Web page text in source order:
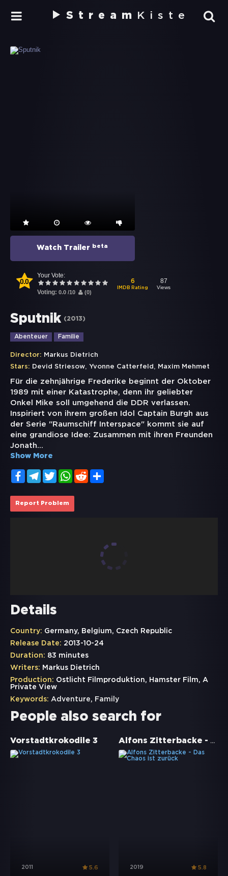
Stream Kiste
Watch Trailer beta
0.0
Your Vote:
Voting: 0.0 /10 (0)
6
IMDB Rating
87
Views
Sputnik (2013)
Abenteuer Familie
Director: Markus Dietrich
Stars: Devid Striesow, Yvonne Catterfeld , Maxim Mehmet
Für die zehnjährige Frederike beginnt der Oktober
1989 mit einer Katastrophe, denn ihr geliebter
Onkel Mike soll umgehend die DDR verlassen.
Inspiriert von ihrem großen Idol Captain Burgh aus
der Serie "Raumschiff Interspace" kommt sie auf
eine grandiose Idee: Zusammen mit ihren Freunden
Jonath...
Show More
FacebookTelegramTwitterWhatsApp
Reddit
Report Problem
Details
Country: Germany, Belgium, Czech Republic
Release Date: 2013-10-24
Duration: 83 minutes
Writers: Markus Dietrich
Production: Ostlicht Filmproduktion, Hamster Film, A
Private View
Keywords: Adventure, Family
People also search for
Vorstadtkrokodile 3
2011 5.6
Alfons Zitterbacke - Das Chaos ist zurück
2019 5.8